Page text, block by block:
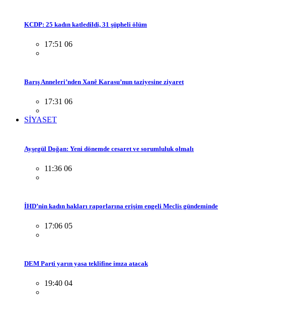
KCDP: 25 kadın katledildi, 31 şüpheli ölüm
17:51 06
Barış Anneleri’nden Xanê Karasu’nun taziyesine ziyaret
17:31 06
SİYASET
Ayşegül Doğan: Yeni dönemde cesaret ve sorumluluk olmalı
11:36 06
İHD’nin kadın hakları raporlarına erişim engeli Meclis gündeminde
17:06 05
DEM Parti yarın yasa teklifine imza atacak
19:40 04